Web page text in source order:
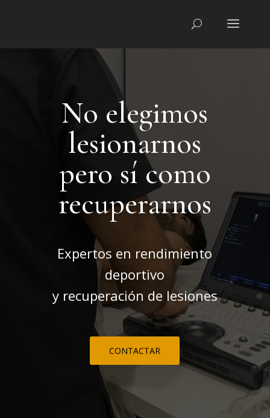
No elegimos
lesionarnos
pero sí como
recuperarnos
Expertos en rendimiento
deportivo
y recuperación de lesiones
CONTACTAR